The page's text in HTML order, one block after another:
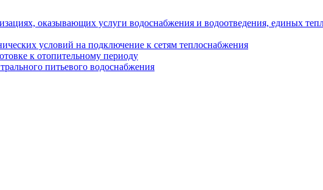
оказывающих услуги водоснабжения и водоотведения, единых
условий на подключение к сетям теплоснабжения
к отопительному периоду
питьевого водоснабжения